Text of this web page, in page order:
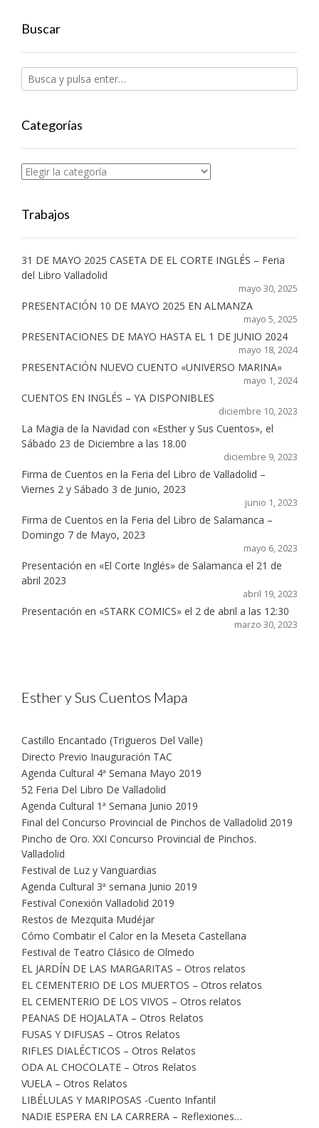
Buscar
Categorías
Categorías
Trabajos
31 DE MAYO 2025 CASETA DE EL CORTE INGLÉS – Feria
del Libro Valladolid
mayo 30, 2025
PRESENTACIÓN 10 DE MAYO 2025 EN ALMANZA
mayo 5, 2025
PRESENTACIONES DE MAYO HASTA EL 1 DE JUNIO 2024
mayo 18, 2024
PRESENTACIÓN NUEVO CUENTO «UNIVERSO MARINA»
mayo 1, 2024
CUENTOS EN INGLÉS – YA DISPONIBLES
diciembre 10, 2023
La Magia de la Navidad con «Esther y Sus Cuentos», el
Sábado 23 de Diciembre a las 18.00
diciembre 9, 2023
Firma de Cuentos en la Feria del Libro de Valladolid –
Viernes 2 y Sábado 3 de Junio, 2023
junio 1, 2023
Firma de Cuentos en la Feria del Libro de Salamanca –
Domingo 7 de Mayo, 2023
mayo 6, 2023
Presentación en «El Corte Inglés» de Salamanca el 21 de
abril 2023
abril 19, 2023
Presentación en «STARK COMICS» el 2 de abril a las 12:30
marzo 30, 2023
Esther y Sus Cuentos Mapa
Castillo Encantado (Trigueros Del Valle)
Directo Previo Inauguración TAC
Agenda Cultural 4ª Semana Mayo 2019
52 Feria Del Libro De Valladolid
Agenda Cultural 1ª Semana Junio 2019
Final del Concurso Provincial de Pinchos de Valladolid 2019
Pincho de Oro. XXI Concurso Provincial de Pinchos.
Valladolid
Festival de Luz y Vanguardias
Agenda Cultural 3ª semana Junio 2019
Festival Conexión Valladolid 2019
Restos de Mezquita Mudéjar
Cómo Combatir el Calor en la Meseta Castellana
Festival de Teatro Clásico de Olmedo
EL JARDÍN DE LAS MARGARITAS – Otros relatos
EL CEMENTERIO DE LOS MUERTOS – Otros relatos
EL CEMENTERIO DE LOS VIVOS – Otros relatos
PEANAS DE HOJALATA – Otros Relatos
FUSAS Y DIFUSAS – Otros Relatos
RIFLES DIALÉCTICOS – Otros Relatos
ODA AL CHOCOLATE – Otros Relatos
VUELA – Otros Relatos
LIBÉLULAS Y MARIPOSAS -Cuento Infantil
NADIE ESPERA EN LA CARRERA – Reflexiones…